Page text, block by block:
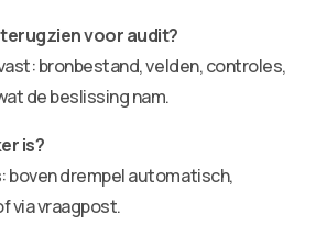
voor audit?
bronbestand, velden, controles,
de beslissing nam.
is?
: boven drempel automatisch,
via vraagpost.